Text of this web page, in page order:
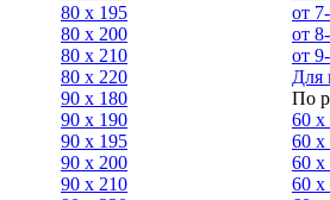
80 х 195
80 х 200
80 x 210
80 x 220
90 x 180
90 х 190
90 х 195
90 х 200
90 x 210
от
от
от
Для
По
60 х
60 х
60 х
60 х